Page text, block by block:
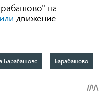
на
движение
Барабашово Барабашово